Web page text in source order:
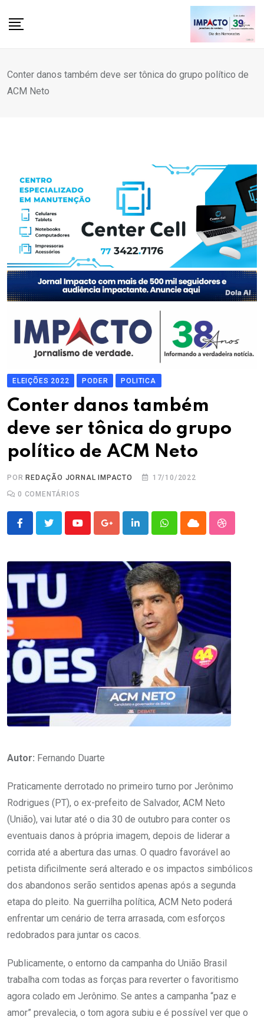
Conter danos também deve ser tônica do grupo político de
ACM Neto
ELEIÇÕES 2022 PODER POLITICA
Conter danos também
deve ser tônica do grupo
político de ACM Neto
POR REDAÇÃO JORNAL IMPACTO
17/10/2022
0 COMENTÁRIOS
YoutubeGoogle+LinkedInWhatsappCloud
Autor: Fernando Duarte
Praticamente derrotado no primeiro turno por Jerônimo
Rodrigues (PT), o ex-prefeito de Salvador, ACM Neto
(União), vai lutar até o dia 30 de outubro para conter os
eventuais danos à própria imagem, depois de liderar a
corrida até a abertura das urnas. O quadro favorável ao
petista dificilmente será alterado e os impactos simbólicos
dos abandonos serão sentidos apenas após a segunda
etapa do pleito. Na guerrilha política, ACM Neto poderá
enfrentar um cenário de terra arrasada, com esforços
redobrados para juntar os cacos.
Publicamente, o entorno da campanha do União Brasil
trabalha com todas as forças para reverter o favoritismo
agora colado em Jerônimo. Se antes a campanha “paz e
amor” prevalecia, o tom agora subiu e é possível ver que o